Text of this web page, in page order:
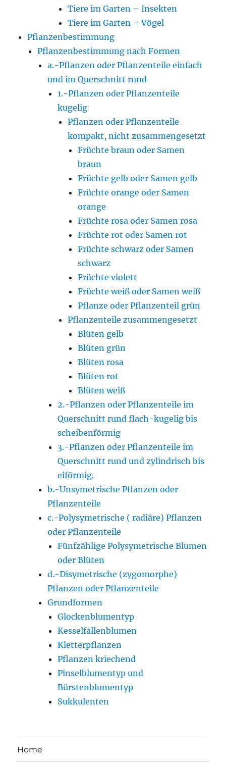
Tiere im Garten – Insekten
Tiere im Garten – Vögel
Pflanzenbestimmung
Pflanzenbestimmung nach Formen
a.-Pflanzen oder Pflanzenteile einfach
und im Querschnitt rund
1.-Pflanzen oder Pflanzenteile
kugelig
Pflanzen oder Pflanzenteile
kompakt, nicht zusammengesetzt
Früchte braun oder Samen
braun
Früchte gelb oder Samen gelb
Früchte orange oder Samen
orange
Früchte rosa oder Samen rosa
Früchte rot oder Samen rot
Früchte schwarz oder Samen
schwarz
Früchte violett
Früchte weiß oder Samen weiß
Pflanze oder Pflanzenteil grün
Pflanzenteile zusammengesetzt
Blüten gelb
Blüten grün
Blüten rosa
Blüten rot
Blüten weiß
2.-Pflanzen oder Pflanzenteile im
Querschnitt rund flach-kugelig bis
scheibenförmig
3.-Pflanzen oder Pflanzenteile im
Querschnitt rund und zylindrisch bis
eiförmig.
b.-Unsymetrische Pflanzen oder
Pflanzenteile
c.-Polysymetrische ( radiäre) Pflanzen
oder Pflanzenteile
Fünfzählige Polysymetrische Blumen
oder Blüten
d.-Disymetrische (zygomorphe)
Pflanzen oder Pflanzenteile
Grundformen
Glockenblumentyp
Kesselfallenblumen
Kletterpflanzen
Pflanzen kriechend
Pinselblumentyp und
Bürstenblumentyp
Sukkulenten
Home